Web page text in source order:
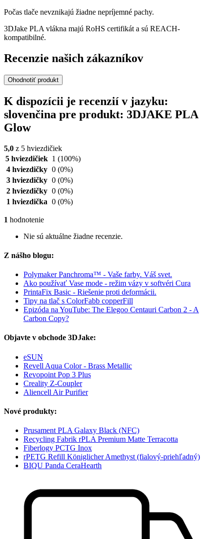
Počas tlače nevznikajú žiadne nepríjemné pachy.
3DJake PLA vlákna majú RoHS certifikát a sú REACH-
kompatibilné.
Recenzie našich zákazníkov
Ohodnotiť produkt
K dispozícii je recenzií v jazyku:
slovenčina pre produkt: 3DJAKE PLA
Glow
5,0 z 5 hviezdičiek
5 hviezdičiek 1 (100%)
4 hviezdičky 0 (0%)
3 hviezdičky 0 (0%)
2 hviezdičky 0 (0%)
1 hviezdička 0 (0%)
1 hodnotenie
Nie sú aktuálne žiadne recenzie.
Z nášho blogu:
Polymaker Panchroma™ - Vaše farby. Váš svet.
Ako používať Vase mode - režim vázy v softvéri Cura
PrintaFix Basic - Riešenie proti deformácii.
Tipy na tlač s ColorFabb copperFill
Epizóda na YouTube: The Elegoo Centauri Carbon 2 - A
Carbon Copy?
Objavte v obchode 3DJake:
eSUN
Revell Aqua Color - Brass Metallic
Revopoint Pop 3 Plus
Creality Z-Coupler
Aliencell Air Purifier
Nové produkty:
Prusament PLA Galaxy Black (NFC)
Recycling Fabrik rPLA Premium Matte Terracotta
Fiberlogy PCTG Inox
rPETG Refill Königlicher Amethyst (fialový-priehľadný)
BIQU Panda CeraHearth